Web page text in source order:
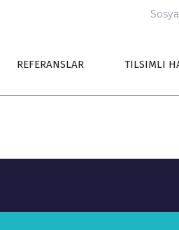
REFERANSLAR TILSIMLI